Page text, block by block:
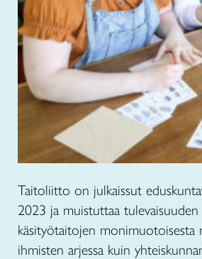
Taitoliitto on julkaissut
2023 ja muistuttaa tulevaisuuden
käsityötaitojen monimuotoisesta
ihmisten arjessa kuin